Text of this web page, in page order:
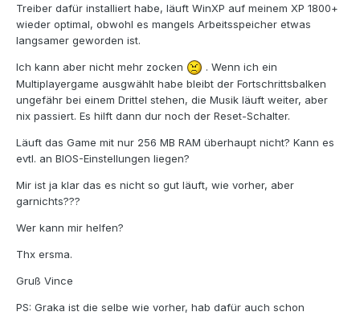
Treiber dafür installiert habe, läuft WinXP auf meinem XP 1800+
wieder optimal, obwohl es mangels Arbeitsspeicher etwas
langsamer geworden ist.
Ich kann aber nicht mehr zocken
. Wenn ich ein
Multiplayergame ausgwählt habe bleibt der Fortschrittsbalken
ungefähr bei einem Drittel stehen, die Musik läuft weiter, aber
nix passiert. Es hilft dann dur noch der Reset-Schalter.
Läuft das Game mit nur 256 MB RAM überhaupt nicht? Kann es
evtl. an BIOS-Einstellungen liegen?
Mir ist ja klar das es nicht so gut läuft, wie vorher, aber
garnichts???
Wer kann mir helfen?
Thx ersma.
Gruß Vince
PS: Graka ist die selbe wie vorher, hab dafür auch schon